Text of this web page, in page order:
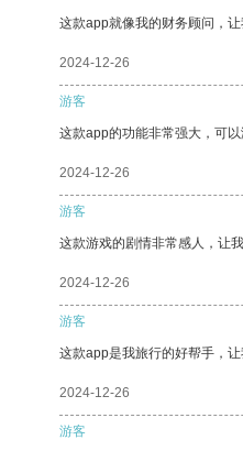
这款app就像我的财务顾问，让
2024-12-26
游客
这款app的功能非常强大，可
2024-12-26
游客
这款游戏的剧情非常感人，让
2024-12-26
游客
这款app是我旅行的好帮手，
2024-12-26
游客